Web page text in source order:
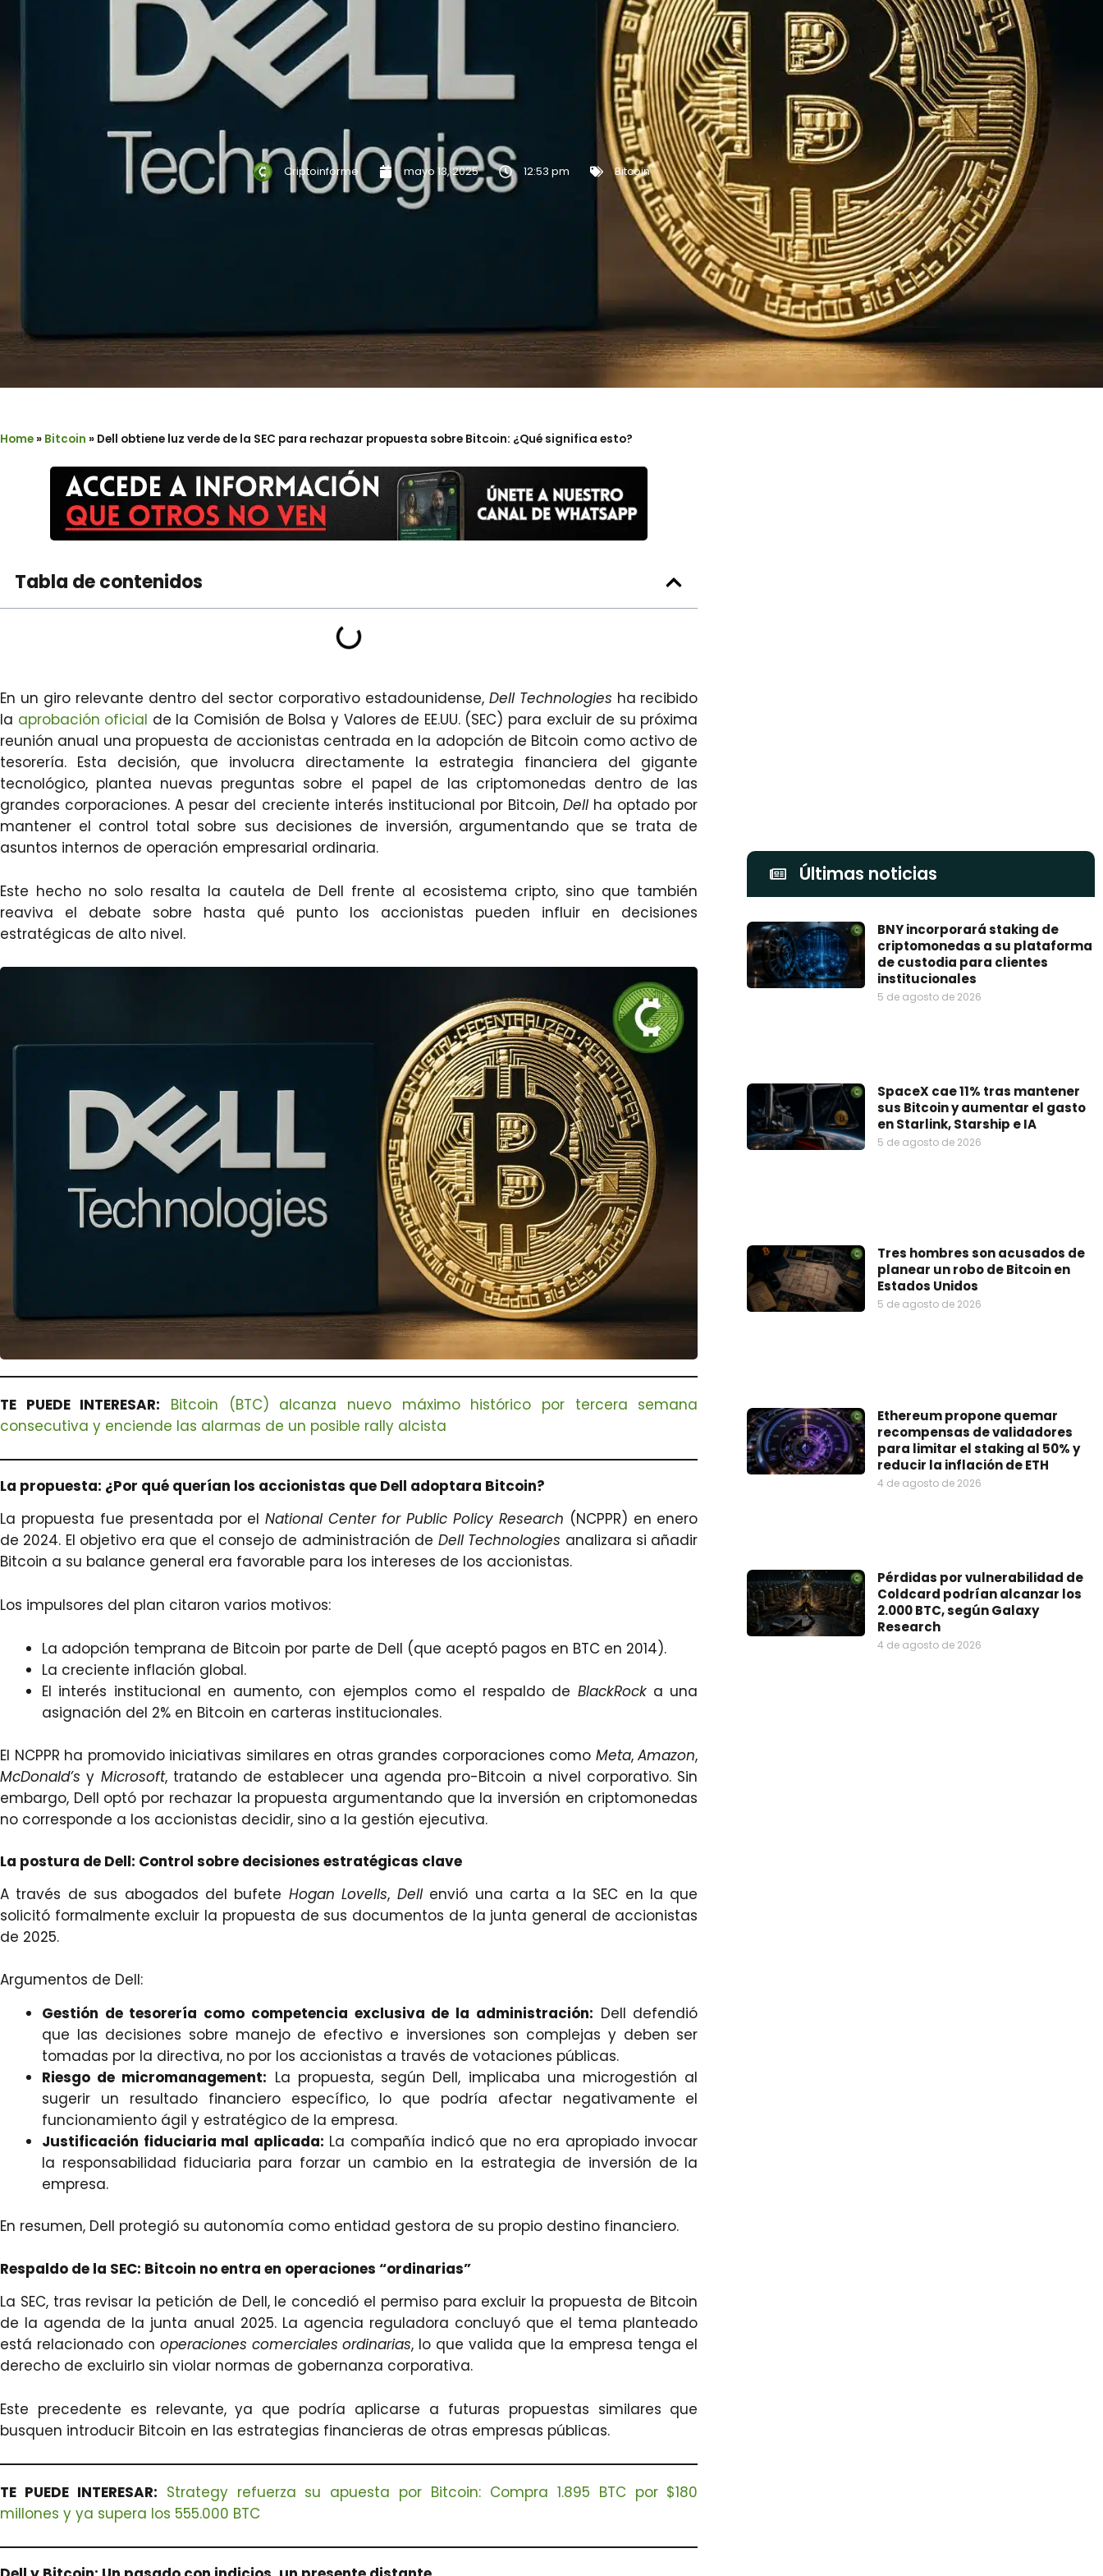
Criptoinforme mayo 13, 2025 12:53 pm Bitcoin
Home» Bitcoin » Dell obtiene luz verde de la SEC para rechazar propuesta sobre Bitcoin: ¿Qué significa esto?
Tabla de contenidos
En un giro relevante dentro del sector corporativo estadounidense, Dell Technologies ha recibido
la aprobación oficial de la Comisión de Bolsa y Valores de EE.UU. (SEC) para excluir de su próxima
reunión anual una propuesta de accionistas centrada en la adopción de Bitcoin como activo de
tesorería. Esta decisión, que involucra directamente la estrategia financiera del gigante
tecnológico, plantea nuevas preguntas sobre el papel de las criptomonedas dentro de las
grandes corporaciones. A pesar del creciente interés institucional por Bitcoin,Dellha optado por
mantener el control total sobre sus decisiones de inversión, argumentando que se trata de
asuntos internos de operación empresarial ordinaria.
Este hecho no solo resalta la cautela de Dell frente al ecosistema cripto, sino que también
reaviva el debate sobre hasta qué punto los accionistas pueden influir en decisiones
estratégicas de alto nivel.
TE PUEDE INTERESAR:
Bitcoin (BTC) alcanza nuevo máximo histórico por tercera semana
consecutiva y enciende las alarmas de un posible rally alcista
La propuesta: ¿Por qué querían los accionistas que Dell adoptara Bitcoin?
La propuesta fue presentada por elNational Center for Public Policy Research (NCPPR) en enero
de 2024. El objetivo era que el consejo de administración de Dell Technologies analizara si añadir
Bitcoin a su balance general era favorable para los intereses de los accionistas.
Los impulsores del plan citaron varios motivos:
La adopción temprana de Bitcoin por parte de Dell (que aceptó pagos en BTC en 2014).
La creciente inflación global.
El interés institucional en aumento, con ejemplos como el respaldo de BlackRocka una
asignación del 2% en Bitcoin en carteras institucionales.
El NCPPR ha promovido iniciativas similares en otras grandes corporaciones como Meta,Amazon,
McDonald’s y Microsoft, tratando de establecer una agenda pro-Bitcoin a nivel corporativo. Sin
embargo, Dell optó por rechazar la propuesta argumentando que la inversión en criptomonedas
no corresponde a los accionistas decidir, sino a la gestión ejecutiva.
La postura de Dell: Control sobre decisiones estratégicas clave
A través de sus abogados del bufete Hogan Lovells, Dellenvió una carta a la SEC en la que
solicitó formalmente excluir la propuesta de sus documentos de la junta general de accionistas
de 2025.
Argumentos de Dell:
Gestión de tesorería como competencia exclusiva de la administración: Dell defendió
que las decisiones sobre manejo de efectivo e inversiones son complejas y deben ser
tomadas por la directiva, no por los accionistas a través de votaciones públicas.
Riesgo de micromanagement: La propuesta, según Dell, implicaba una microgestión al
sugerir un resultado financiero específico, lo que podría afectar negativamente el
funcionamiento ágil y estratégico de la empresa.
Justificación fiduciaria mal aplicada: La compañía indicó que no era apropiado invocar
la responsabilidad fiduciaria para forzar un cambio en la estrategia de inversión de la
empresa.
En resumen, Dell protegió su autonomía como entidad gestora de su propio destino financiero.
Respaldo de la SEC: Bitcoin no entra en operaciones “ordinarias”
La SEC, tras revisar la petición de Dell, le concedió el permiso para excluir la propuesta de Bitcoin
de la agenda de la junta anual 2025. La agencia reguladora concluyó que el tema planteado
está relacionado con operaciones comerciales ordinarias, lo que valida que la empresa tenga el
derecho de excluirlo sin violar normas de gobernanza corporativa.
Este precedente es relevante, ya que podría aplicarse a futuras propuestas similares que
busquen introducir Bitcoin en las estrategias financieras de otras empresas públicas.
TE PUEDE INTERESAR: Strategy refuerza su apuesta por Bitcoin: Compra 1.895 BTC por $180
millones y ya supera los 555.000 BTC
Últimas noticias
BNY incorporará staking de
criptomonedas a su plataforma
de custodia para clientes
institucionales
5 de agosto de 2026
SpaceX cae 11% tras mantener
sus Bitcoin y aumentar el gasto
en Starlink, Starship e IA
5 de agosto de 2026
Tres hombres son acusados de
planear un robo de Bitcoin en
Estados Unidos
5 de agosto de 2026
Ethereum propone quemar
recompensas de validadores
para limitar el staking al 50% y
reducir la inflación de ETH
4 de agosto de 2026
Pérdidas por vulnerabilidad de
Coldcard podrían alcanzar los
2.000 BTC, según Galaxy
Research
4 de agosto de 2026